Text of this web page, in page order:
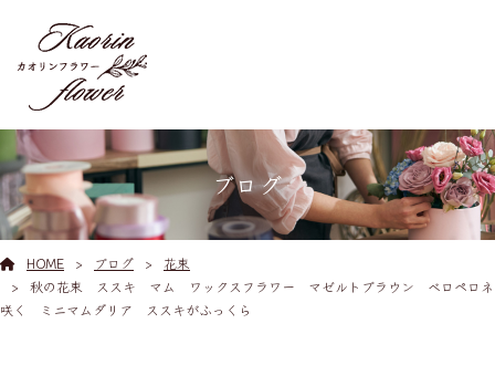
ブログ
HOME ブログ
花束
秋の花束 ススキ マム ワックスフラワー マゼルトブラウン ベロペロネ
咲く ミニマムダリア ススキがふっくら